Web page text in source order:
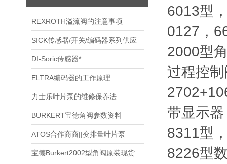
REXROTH溢流阀的注意事项
SICK传感器/开关/编码器系列供应
DI-Soric传感器*
ELTRA编码器的工作原理
力士乐叶片泵的维修保养法
BURKERT宝德角阀参数资料
ATOS合作商商||变排量叶片泵
宝德Burkert2002型角阀原装现货
6013型
0127，
2000型
过程控
带显示
8311型
8226型